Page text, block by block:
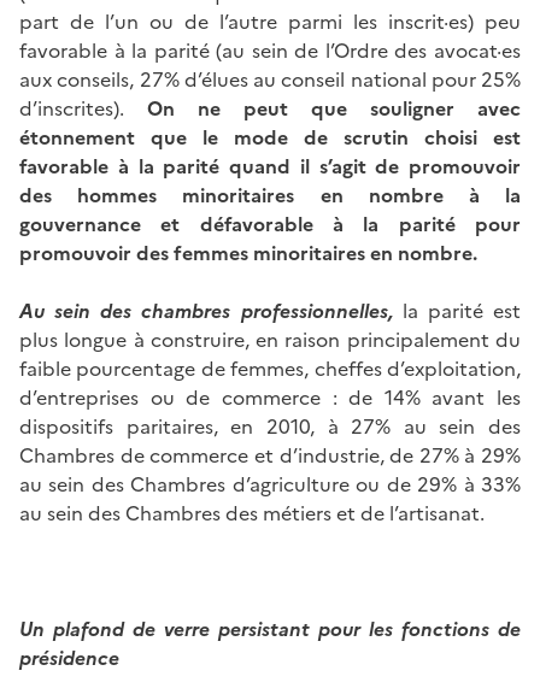
part de l’un ou de l’autre parmi les inscrit·es) peu
favorable à la parité (au sein de l’Ordre des avocat·es
aux conseils, 27% d’élues au conseil national pour 25%
d’inscrites). On ne peut que souligner avec
étonnement que le mode de scrutin choisi est
favorable à la parité quand il s’agit de promouvoir
des hommes minoritaires en nombre à la
gouvernance et défavorable à la parité pour
promouvoir des femmes minoritaires en nombre.
Au sein des chambres professionnelles, la parité est
plus longue à construire, en raison principalement du
faible pourcentage de femmes, cheffes d’exploitation,
d’entreprises ou de commerce : de 14% avant les
dispositifs paritaires, en 2010, à 27% au sein des
Chambres de commerce et d’industrie, de 27% à 29%
au sein des Chambres d’agriculture ou de 29% à 33%
au sein des Chambres des métiers et de l’artisanat.
Un plafond de verre persistant pour les fonctions de
présidence